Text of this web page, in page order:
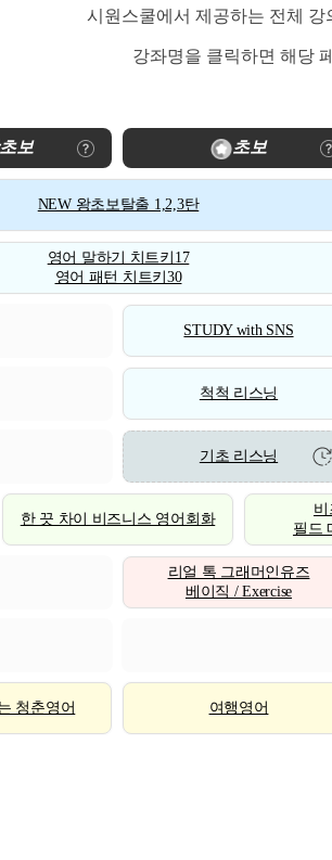
시원스쿨에서 제공하는 전체
강좌명을 클릭하면 해당
보 초보
NEW 왕초보탈출 1,2,3탄
영어 말하기 치트키17
영어 패턴 치트키30
STUDY with SNS
척척 리스닝
기초 리스닝
한 끗 차이 비즈니스 영어회화
비
필드
리얼 톡 그래머인유즈
베이직 / Exercise
청춘영어 여행영어